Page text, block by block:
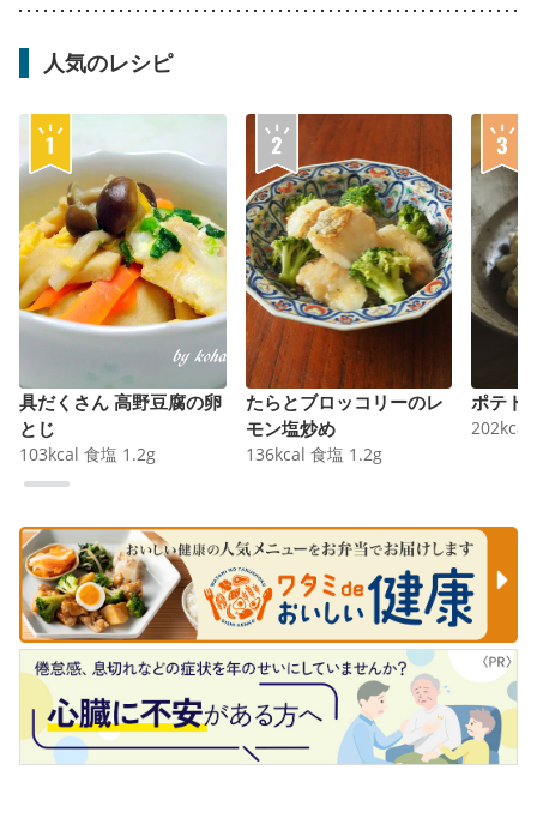
人気のレシピ
具だくさん 高野豆腐の卵
とじ
103kcal 食塩 1.2g
たらとブロッコリーのレ
モン塩炒め
136kcal 食塩 1.2g
ポテト
202kcal